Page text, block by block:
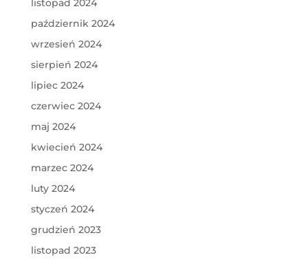
listopad 2024
październik 2024
wrzesień 2024
sierpień 2024
lipiec 2024
czerwiec 2024
maj 2024
kwiecień 2024
marzec 2024
luty 2024
styczeń 2024
grudzień 2023
listopad 2023